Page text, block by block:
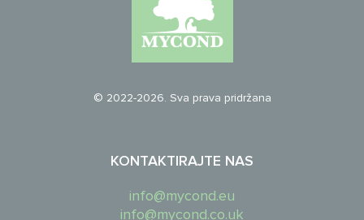
© 2022-2026. Sva prava pridržana
KONTAKTIRAJTE NAS
info@mycond.eu
info@mycond.co.uk